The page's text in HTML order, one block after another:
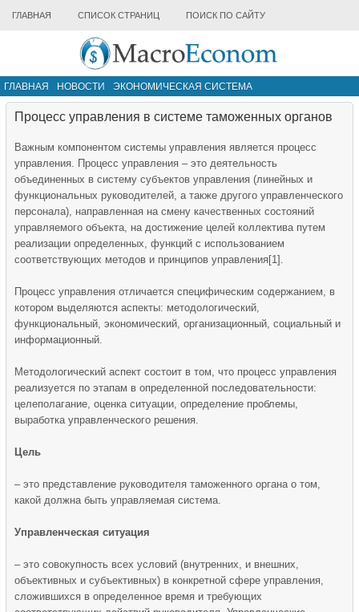
ГЛАВНАЯ СПИСОК СТРАНИЦ ПОИСК ПО САЙТУ
ГЛАВНАЯ НОВОСТИ
ЭКОНОМИЧЕСКАЯ СИСТЕМА
ИНФРАСТРУКТУРА РЫНКА
Процесс управления в системе таможенных органов
Важным компонентом системы управления является процесс
управления. Процесс управления – это деятельность
объединенных в систему субъектов управления (линейных и
функциональных руководителей, а также другого управленческого
персонала), направленная на смену качественных состояний
управляемого объекта, на достижение целей коллектива путем
реализации определенных, функций с использованием
соответствующих методов и принципов управления[1].
Процесс управления отличается специфическим содержанием, в
котором выделяются аспекты: методологический,
функциональный, экономический, организационный, социальный и
информационный.
Методологический аспект состоит в том, что процесс управления
реализуется по этапам в определенной последовательности:
целеполагание, оценка ситуации, определение проблемы,
выработка управленческого решения.
Цель
– это представление руководителя таможенного органа о том,
какой должна быть управляемая система.
Управленческая ситуация
– это совокупность всех условий (внутренних, и внешних,
объективных и субъективных) в конкретной сфере управления,
сложившихся в определенное время и требующих